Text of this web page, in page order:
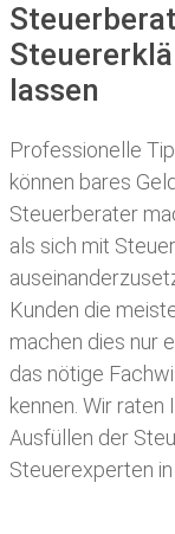
lassen
Professionelle
können bares
Steuerberater
als sich mit
Kunden die
machen dies nur
das nötige
kennen. Wir raten
Ausfüllen der
Steuerexperten